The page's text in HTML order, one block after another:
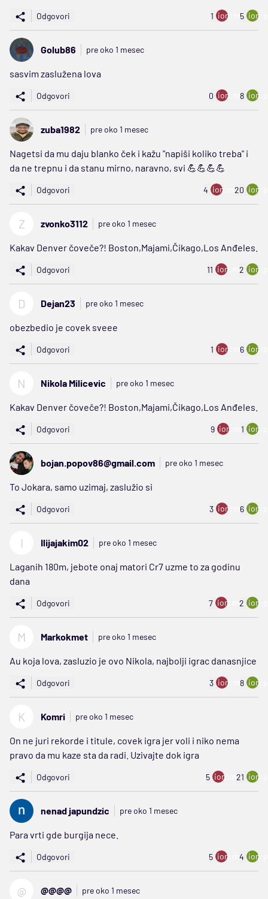
Odgovori 1 ion:minus
5
Golub86 pre oko 1 mesec
sasvim zaslužena lova
Odgovori 0 ion:minus
8
zuba1982 pre oko 1 mesec
Nagetsi da mu daju blanko ček i kažu "napiši koliko treba" i
da ne trepnu i da stanu mirno, naravno, svi 💪💪💪💪
Odgovori 4 ion:minus
20
Z zvonko3112 pre oko 1 mesec
Kakav Denver čoveče?! Boston,Majami,Čikago,Los Anđeles.
Odgovori 11 ion:minus
2
D Dejan23 pre oko 1 mesec
obezbedio je covek sveee
Odgovori 1 ion:minus
6
N Nikola Milicevic pre oko 1 mesec
Kakav Denver čoveče?! Boston,Majami,Čikago,Los Anđeles.
Odgovori 9 ion:minus
1
bojan.popov86@gmail.com pre oko 1 mesec
To Jokara, samo uzimaj, zaslužio si
Odgovori 3 ion:minus
6
I Ilijajakim02 pre oko 1 mesec
Laganih 180m, jebote onaj matori Cr7 uzme to za godinu
dana
Odgovori 7 ion:minus
2
M Markokmet pre oko 1 mesec
Au koja lova, zasluzio je ovo Nikola, najbolji igrac danasnjice
Odgovori 3 ion:minus
8
K Komri pre oko 1 mesec
On ne juri rekorde i titule, covek igra jer voli i niko nema
pravo da mu kaze sta da radi. Uzivajte dok igra
Odgovori 5 ion:minus
21
nenad japundzic pre oko 1 mesec
Para vrti gde burgija nece.
Odgovori 5 ion:minus
4
@ @@@@ pre oko 1 mesec